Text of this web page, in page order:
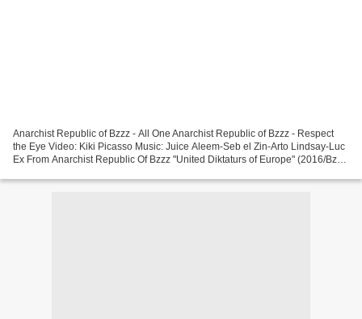
Anarchist Republic of Bzzz - All One Anarchist Republic of Bzzz - Respect
the Eye Video: Kiki Picasso Music: Juice Aleem-Seb el Zin-Arto Lindsay-Luc
Ex From Anarchist Republic Of Bzzz "United Diktaturs of Europe" (2016/Bzzz